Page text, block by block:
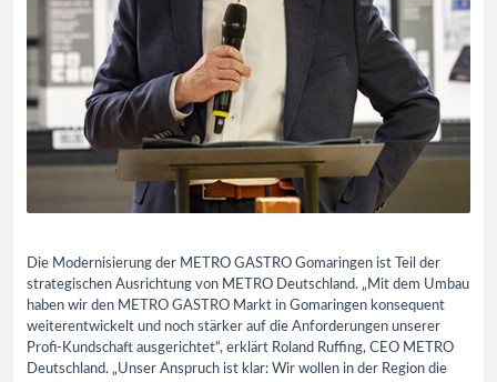
Die Modernisierung der METRO GASTRO Gomaringen ist Teil der
strategischen Ausrichtung von METRO Deutschland. „Mit dem Umbau
haben wir den METRO GASTRO Markt in Gomaringen konsequent
weiterentwickelt und noch stärker auf die Anforderungen unserer
Profi-Kundschaft ausgerichtet“, erklärt Roland Ruffing, CEO METRO
Deutschland. „Unser Anspruch ist klar: Wir wollen in der Region die